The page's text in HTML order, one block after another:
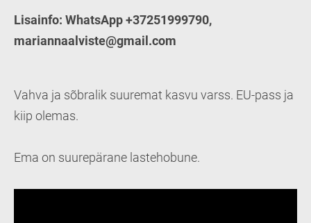
Lisainfo: WhatsApp +37251999790,
mariannaalviste@gmail.com
Vahva ja sõbralik suuremat kasvu varss. EU-pass ja
kiip olemas.
Ema on suurepärane lastehobune.